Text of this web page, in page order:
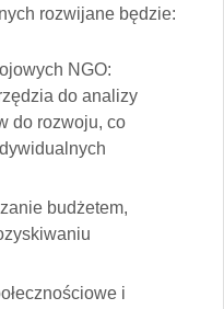
rozwijane będzie:
NGO:
do analizy
do rozwoju, co
budżetem,
i